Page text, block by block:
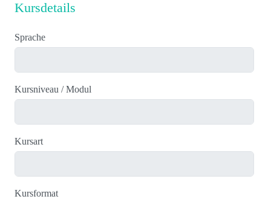
Kursdetails
Sprache
Kursniveau / Modul
Kursart
Kursformat